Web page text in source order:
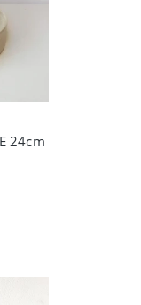
24cm